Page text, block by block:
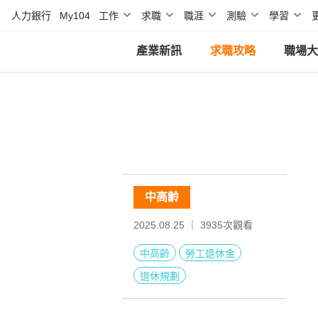
人力銀行 My104 工作 求職 職涯 測驗 學習
產業新訊 求職攻略 職場
中高齡
2025.08.25 ｜ 3935次觀看
中高齡
勞工退休金
退休規劃